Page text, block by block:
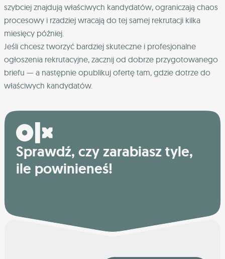
szybciej znajdują właściwych kandydatów, ograniczają chaos
procesowy i rzadziej wracają do tej samej rekrutacji kilka
miesięcy później.
Jeśli chcesz tworzyć bardziej skuteczne i profesjonalne
ogłoszenia rekrutacyjne, zacznij od dobrze przygotowanego
briefu — a następnie opublikuj ofertę tam, gdzie dotrze do
właściwych kandydatów.
Sprawdź, czy zarabiasz tyle,
ile powinieneś!